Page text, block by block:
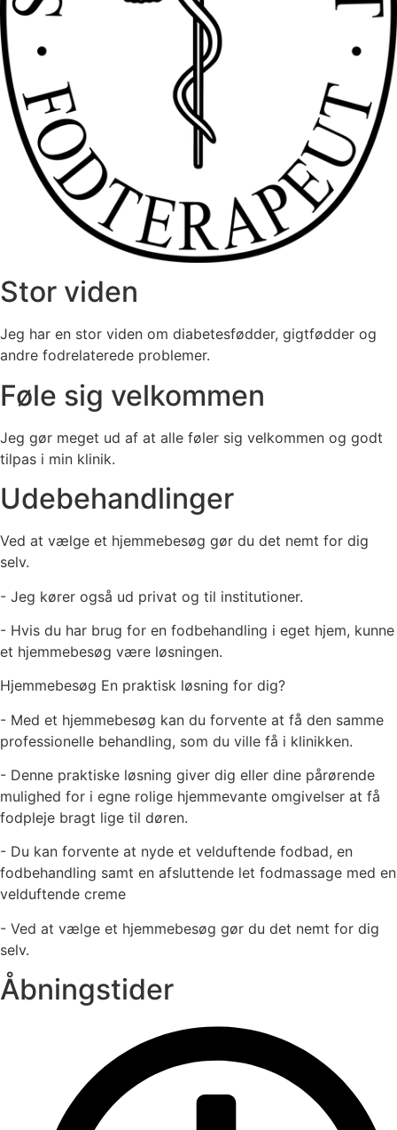
Stor viden
Jeg har en stor viden om diabetesfødder, gigtfødder og
andre fodrelaterede problemer.
Føle sig velkommen
Jeg gør meget ud af at alle føler sig velkommen og godt
tilpas i min klinik.
Udebehandlinger
Ved at vælge et hjemmebesøg gør du det nemt for dig
selv.
- Jeg kører også ud privat og til institutioner.
- Hvis du har brug for en fodbehandling i eget hjem, kunne
et hjemmebesøg være løsningen.
Hjemmebesøg En praktisk løsning for dig?
- Med et hjemmebesøg kan du forvente at få den samme
professionelle behandling, som du ville få i klinikken.
- Denne praktiske løsning giver dig eller dine pårørende
mulighed for i egne rolige hjemmevante omgivelser at få
fodpleje bragt lige til døren.
- Du kan forvente at nyde et velduftende fodbad, en
fodbehandling samt en afsluttende let fodmassage med en
velduftende creme
- Ved at vælge et hjemmebesøg gør du det nemt for dig
selv.
Åbningstider